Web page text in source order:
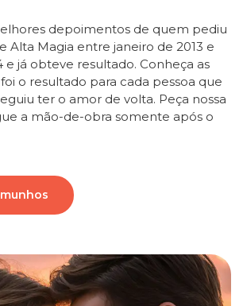
depoimentos de quem pediu
Alta Magia entre janeiro de 2013 e
e já obteve resultado. Conheça as
o resultado para cada pessoa que
ter o amor de volta. Peça nossa
a mão-de-obra somente após o